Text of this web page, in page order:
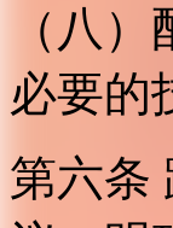
（八
必要的
第六条